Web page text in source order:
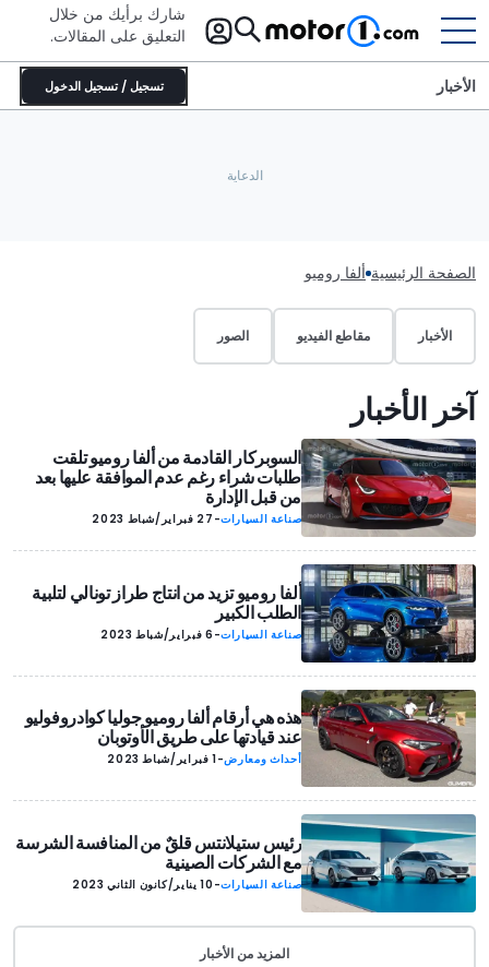
شارك برأيك من خلال
التعليق على المقالات.
تسجيل / تسجيل الدخول الأخبار
الصفحة الرئيسية ألفا روميو
الأخبار مقاطع الفيديو الصور
آخر الأخبار
السوبركار القادمة من ألفا روميو تلقت
طلبات شراء رغم عدم الموافقة عليها بعد
من قبل الإدارة
صناعة السيارات- 27 فبراير/شباط 2023
ألفا روميو تزيد من انتاج طراز تونالي لتلبية
الطلب الكبير
صناعة السيارات- 6 فبراير/شباط 2023
هذه هي أرقام ألفا روميو جوليا كوادروفوليو
عند قيادتها على طريق الأوتوبان
أحداث ومعارض-1 فبراير/شباط 2023
رئيس ستيلانتس قلقٌ من المنافسة الشرسة
مع الشركات الصينية
صناعة السيارات- 10 يناير/كانون الثاني 2023
المزيد من الأخبار